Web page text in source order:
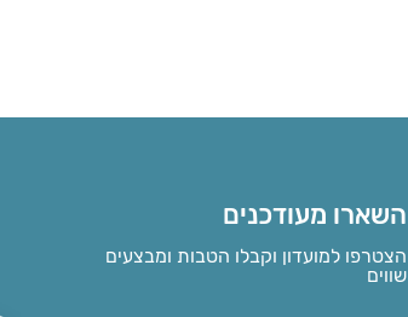
השארו מעודכנים
הצטרפו למועדון וקבלו הטבות ומבצעים
שווים